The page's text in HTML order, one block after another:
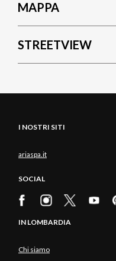
MAPPA
STREETVIEW
I NOSTRI SITI
ariaspa.it
SOCIAL
IN LOMBARDIA
Chi siamo